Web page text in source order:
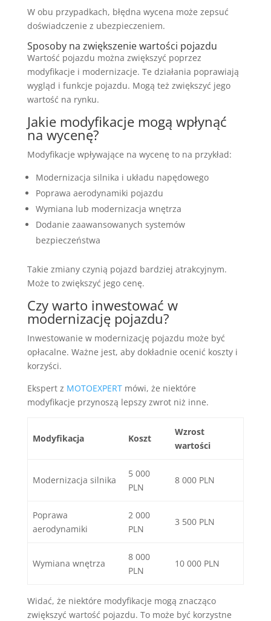
W obu przypadkach, błędna wycena może zepsuć
doświadczenie z ubezpieczeniem.
Sposoby na zwiększenie wartości pojazdu
Wartość pojazdu można zwiększyć poprzez
modyfikacje i modernizacje. Te działania poprawiają
wygląd i funkcje pojazdu. Mogą też zwiększyć jego
wartość na rynku.
Jakie modyfikacje mogą wpłynąć
na wycenę?
Modyfikacje wpływające na wycenę to na przykład:
Modernizacja silnika i układu napędowego
Poprawa aerodynamiki pojazdu
Wymiana lub modernizacja wnętrza
Dodanie zaawansowanych systemów
bezpieczeństwa
Takie zmiany czynią pojazd bardziej atrakcyjnym.
Może to zwiększyć jego cenę.
Czy warto inwestować w
modernizację pojazdu?
Inwestowanie w modernizację pojazdu może być
opłacalne. Ważne jest, aby dokładnie ocenić koszty i
korzyści.
Ekspert z MOTOEXPERTmówi, że niektóre
modyfikacje przynoszą lepszy zwrot niż inne.
Modyfikacja Koszt
Wzrost
wartości
Modernizacja silnika
5 000
PLN
8 000 PLN
Poprawa
aerodynamiki
2 000
PLN
3 500 PLN
Wymiana wnętrza
8 000
PLN
10 000 PLN
Widać, że niektóre modyfikacje mogą znacząco
zwiększyć wartość pojazdu. To może być korzystne